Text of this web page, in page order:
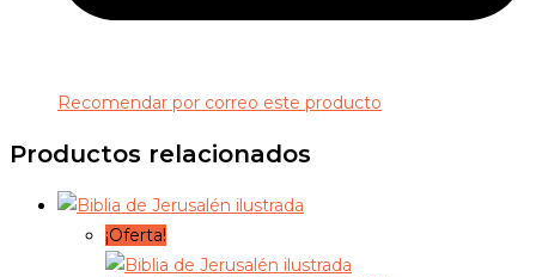
Recomendar por correo este producto
Productos relacionados
¡Oferta!